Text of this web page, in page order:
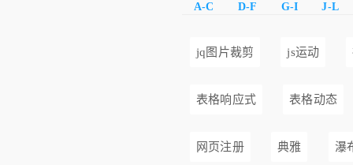
A-C D-F G-I J-L
jq图片裁剪 js运动
表格响应式 表格动态
网页注册 典雅 瀑